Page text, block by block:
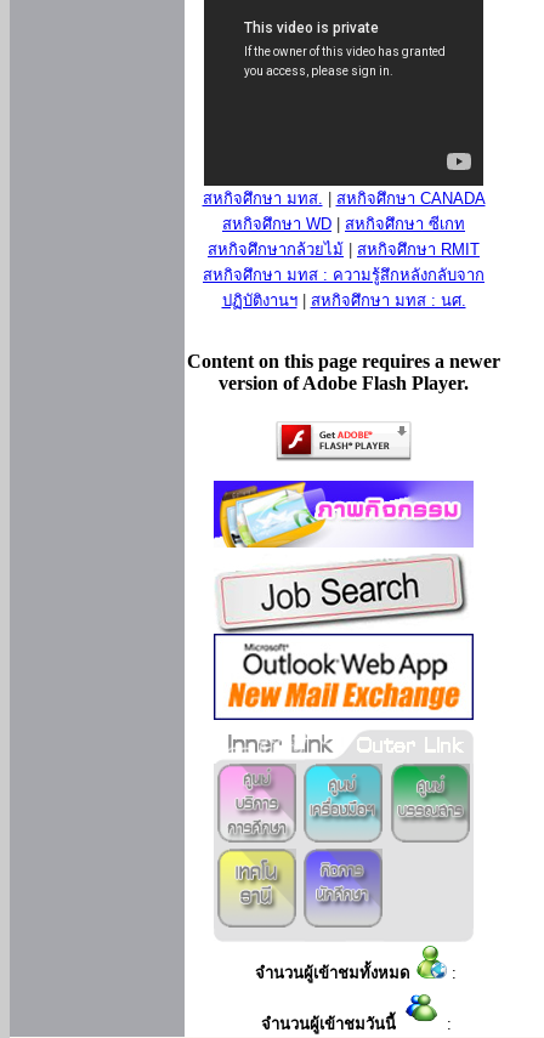
สหกิจศึกษา มทส.
สหกิจศึกษา CANADA
สหกิจศึกษา WD
สหกิจศึกษา ซีเกท
สหกิจศึกษากล้วยไม้
สหกิจศึกษา RMIT
สหกิจศึกษา มทส : ความรู้สึกหลังกลับจาก
ปฏิบัติงานฯ| สหกิจศึกษา มทส : นศ.
Content on this page requires a newer
version of Adobe Flash Player.
จำนวนผู้เข้าชมทั้งหมด :
จำนวนผู้เข้าชมวันนี้ :